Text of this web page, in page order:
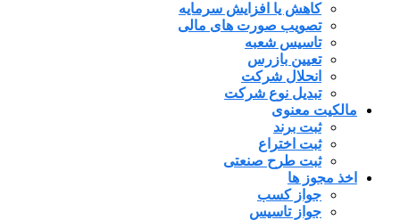
کاهش یا افزایش سرمایه
تصویب صورت های مالی
تاسیس شعبه
تعیین بازرس
انحلال شرکت
تبدیل نوع شرکت
مالکیت معنوی
ثبت برند
ثبت اختراع
ثبت طرح صنعتی
اخذ مجوز ها
جواز کسب
جواز تاسیس